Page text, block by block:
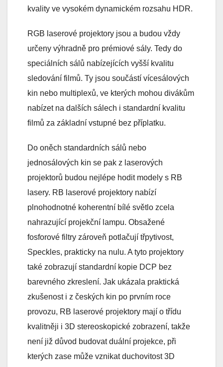
kvality ve vysokém dynamickém rozsahu HDR.
RGB laserové projektory jsou a budou vždy
určeny výhradně pro prémiové sály. Tedy do
speciálních sálů nabízejících vyšší kvalitu
sledování filmů. Ty jsou součástí vícesálových
kin nebo multiplexů, ve kterých mohou divákům
nabízet na dalších sálech i standardní kvalitu
filmů za základní vstupné bez příplatku.
Do oněch standardních sálů nebo
jednosálových kin se pak z laserových
projektorů budou nejlépe hodit modely s RB
lasery. RB laserové projektory nabízí
plnohodnotné koherentní bílé světlo zcela
nahrazující projekční lampu. Obsažené
fosforové filtry zároveň potlačují třpytivost,
Speckles, prakticky na nulu. A tyto projektory
také zobrazují standardní kopie DCP bez
barevného zkreslení. Jak ukázala praktická
zkušenost i z českých kin po prvním roce
provozu, RB laserové projektory mají o třídu
kvalitněji i 3D stereoskopické zobrazení, takže
není již důvod budovat duální projekce, při
kterých zase může vznikat duchovitost 3D